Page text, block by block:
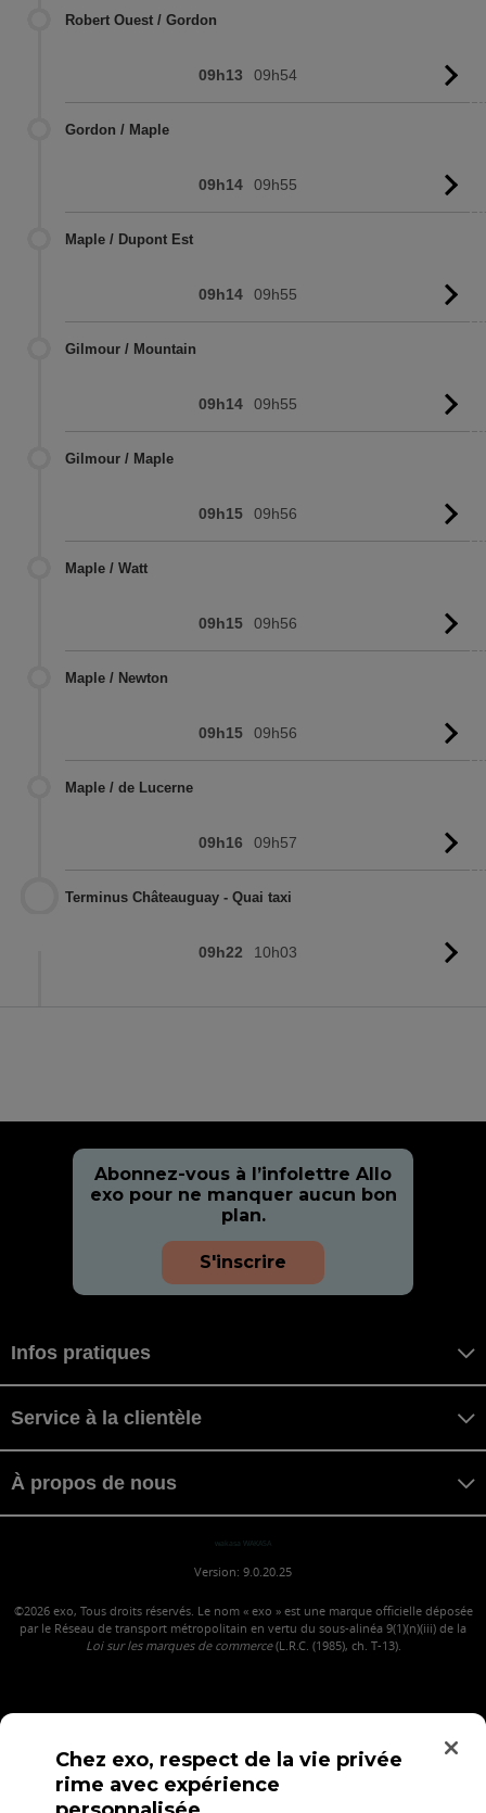
Robert Ouest / Gordon
09h13 09h54
Gordon / Maple
09h14 09h55
Maple / Dupont Est
09h14 09h55
Gilmour / Mountain
09h14 09h55
Gilmour / Maple
09h15 09h56
Maple / Watt
09h15 09h56
Maple / Newton
09h15 09h56
Maple / de Lucerne
09h16 09h57
Terminus Châteauguay - Quai taxi
09h22 10h03
Abonnez-vous à l’infolettre Allo
exo pour ne manquer aucun bon
plan.
S'inscrire
Infos pratiques
Service à la clientèle
À propos de nous
wakasa WAKASA
Version: 9.0.20.25
©2026 exo, Tous droits réservés. Le nom « exo » est une marque officielle déposée
par le Réseau de transport métropolitain en vertu du sous-alinéa 9(1)(n)(iii) de la
Loi sur les marques de commerce(L.R.C. (1985), ch. T-13).
Chez exo, respect de la vie privée
rime avec expérience